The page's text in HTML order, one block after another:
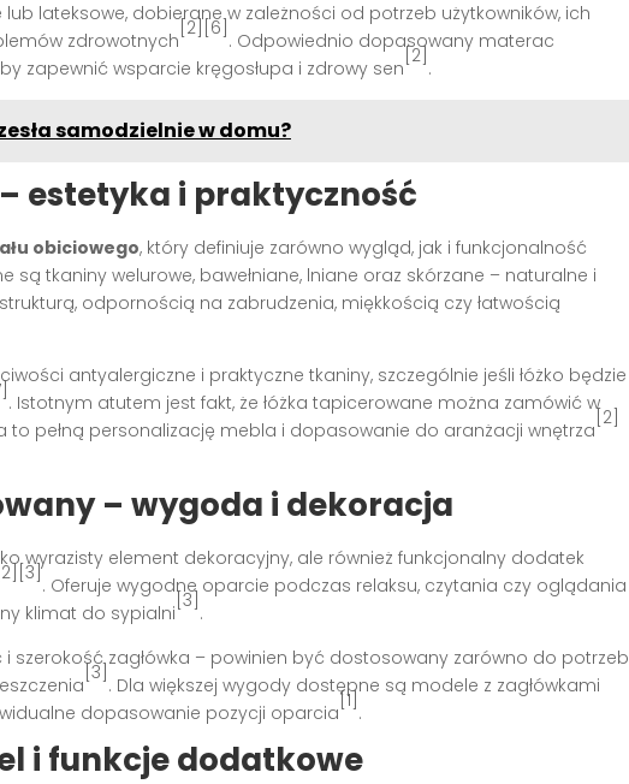
lub lateksowe, dobierane w zależności od potrzeb użytkowników, ich
zdrowotnych
[2][6]
. Odpowiednio dopasowany materac
zapewnić wsparcie kręgosłupa i zdrowy sen
[2]
.
samodzielnie w domu?
estetyka i praktyczność
obiciowego, który definiuje zarówno wygląd, jak i funkcjonalność
są tkaniny welurowe, bawełniane, lniane oraz skórzane – naturalne i
odpornością na zabrudzenia, miękkością czy łatwością
antyalergiczne i praktyczne tkaniny, szczególnie jeśli łóżko będzie
. Istotnym atutem jest fakt, że łóżka tapicerowane można zamówić w
to pełną personalizację mebla i dopasowanie do aranżacji wnętrza
[2]
– wygoda i dekoracja
wyrazisty element dekoracyjny, ale również funkcjonalny dodatek
[2][3]
. Oferuje wygodne oparcie podczas relaksu, czytania czy oglądania
klimat do sypialni
[3]
.
szerokość zagłówka – powinien być dostosowany zarówno do potrzeb
[3]
. Dla większej wygody dostępne są modele z zagłówkami
dopasowanie pozycji oparcia
[1]
.
i funkcje dodatkowe